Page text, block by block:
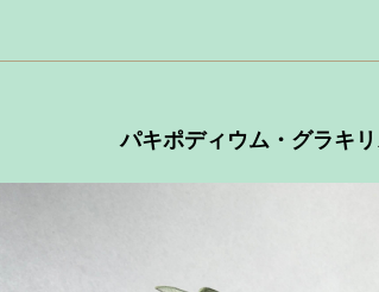
パキポディウム・グラキ